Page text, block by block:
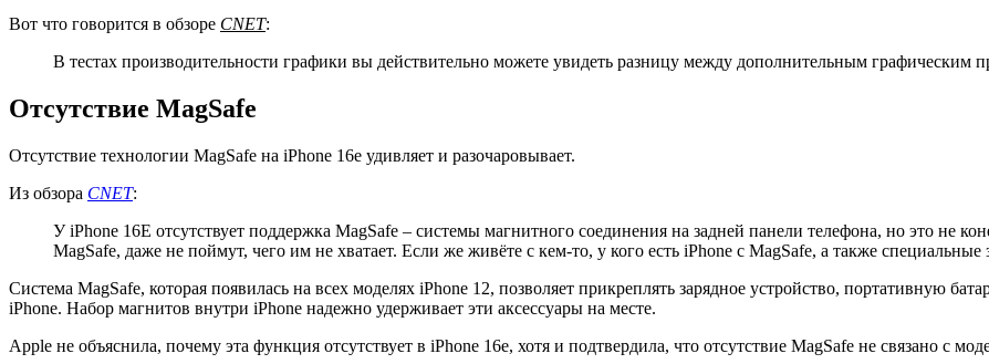
Вот что говорится в обзоре CNET:
В тестах производительности графики вы действительно можете увидеть разницу между дополнительным графическим
Отсутствие MagSafe
Отсутствие технологии MagSafe на iPhone 16e удивляет и разочаровывает.
Из обзора CNET:
У iPhone 16E отсутствует поддержка MagSafe – системы магнитного соединения на задней панели телефона, но это не
MagSafe, даже не поймут, чего им не хватает. Если же живёте с кем-то, у кого есть iPhone с MagSafe, а также
Система MagSafe, которая появилась на всех моделях iPhone 12, позволяет прикреплять зарядное устройство, портативную
iPhone. Набор магнитов внутри iPhone надежно удерживает эти аксессуары на месте.
Apple не объяснила, почему эта функция отсутствует в iPhone 16e, хотя и подтвердила, что отсутствие MagSafe не связано с